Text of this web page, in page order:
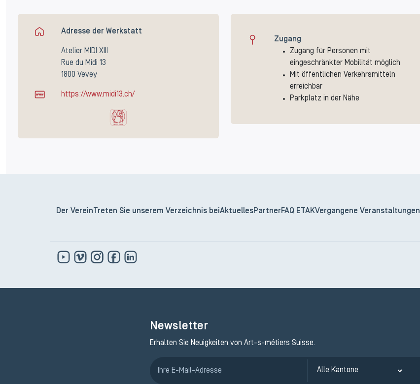
Adresse der Werkstatt
Atelier MIDI XIII
Rue du Midi 13
1800 Vevey
https://www.midi13.ch/
Zugang
Zugang für Personen mit
eingeschränkter Mobilität möglich
Mit öffentlichen Verkehrsmitteln
erreichbar
Parkplatz in der Nähe
Der Verein Treten Sie unserem Verzeichnis beiAktuellesPartner FAQ ETAKVergangene Veranstaltungen
Newsletter
Erhalten Sie Neuigkeiten von Art-s-métiers Suisse.